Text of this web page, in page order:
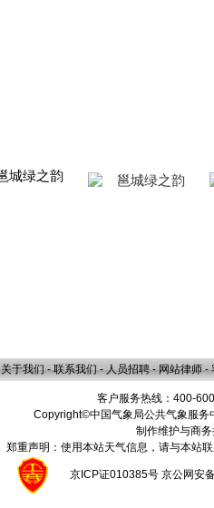
关于我们 - 联系我们 - 人员招聘 - 网站律师 -
客户服务热线：400-
Copyright©中国气象局公共气象服
制作维护与商
郑重声明：使用本站天气信息，请与本站
京ICP证010385号 京公网安